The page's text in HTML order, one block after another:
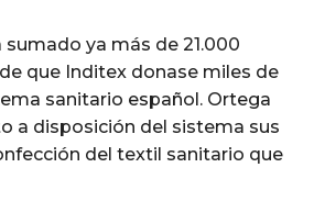
sumado ya más de 21.000
que Inditex donase miles de
sanitario español. Ortega
a disposición del sistema sus
del textil sanitario que